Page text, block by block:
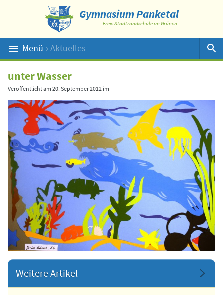
Gymnasium Panketal
Freie Stadtrandschule im Grünen
Menü › Aktuelles
Suche
unter Wasser
Veröffentlicht am 20. September 2012 im
Weitere Artikel